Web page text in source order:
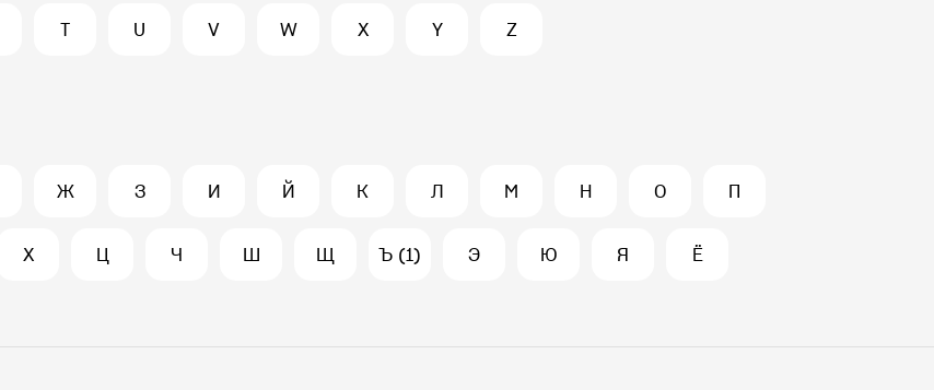
T U V W X Y Z
Ж З И Й К Л М Н О П
Х Ц Ч Ш Щ Ъ (1) Э Ю Я Ё